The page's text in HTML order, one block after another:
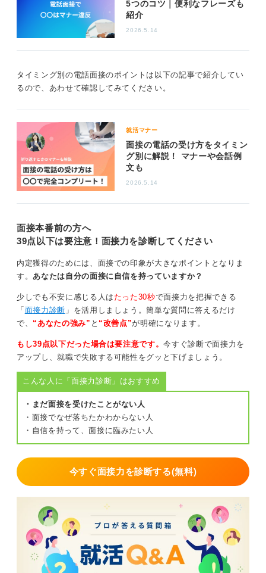
手元に紙と筆記用具を準備し、話の要点をメモしながら
対応すると頭の整理がしやすくなるので、ぜひ活用して
みてください。
5つのコツ｜便利なフレーズも
紹介
2026.5.14
タイミング別の電話面接のポイントは以下の記事で紹介してい
るので、あわせて確認してみてください。
就活マナー
面接の電話の受け方をタイミン
グ別に解説！ マナーや会話例
文も
2026.5.14
面接本番前の方へ
39点以下は要注意！面接力を診断してください
内定獲得のためには、面接での印象が大きなポイントとなりま
す。 あなたは自分の面接に自信を持っていますか？
少しでも不安に感じる人は たった30秒で面接力を把握できる
「 面接力診断 」を活用しましょう。簡単な質問に答えるだけ
で、 “あなたの強み” と “改善点”が明確になります。
もし39点以下だった場合は要注意です。今すぐ診断で面接力を
アップし、就職で失敗する可能性をグッと下げましょう。
こんな人に「面接力診断」はおすすめ
・まだ面接を受けたことがない人
・面接でなぜ落ちたかわからない人
・自信を持って、面接に臨みたい人
今すぐ面接力を診断する(無料)